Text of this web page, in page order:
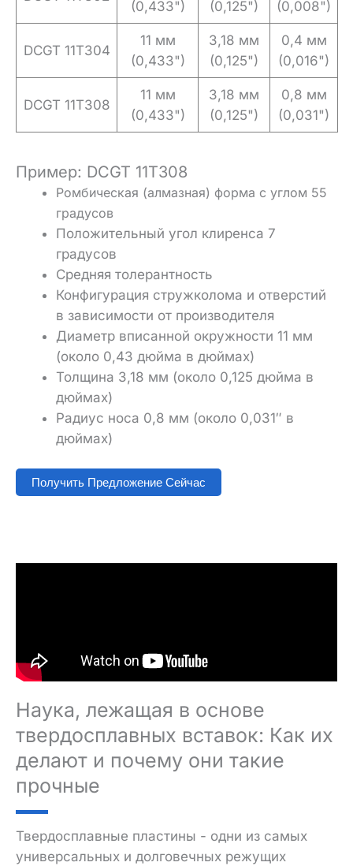
(0,433") (0,125") (0,008")
DCGT 11T304
11 мм
(0,433")
3,18 мм
(0,125")
0,4 мм
(0,016")
DCGT 11T308
11 мм
(0,433")
3,18 мм
(0,125")
0,8 мм
(0,031")
Пример: DCGT 11T308
Ромбическая (алмазная) форма с углом 55
градусов
Положительный угол клиренса 7
градусов
Средняя толерантность
Конфигурация стружколома и отверстий
в зависимости от производителя
Диаметр вписанной окружности 11 мм
(около 0,43 дюйма в дюймах)
Толщина 3,18 мм (около 0,125 дюйма в
дюймах)
Радиус носа 0,8 мм (около 0,031″ в
дюймах)
Получить Предложение Сейчас
Наука, лежащая в основе
твердосплавных вставок: Как их
делают и почему они такие
прочные
Твердосплавные пластины - одни из самых
универсальных и долговечных режущих